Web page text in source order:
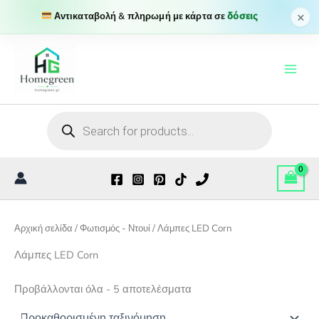
Αντικαταβολή & πληρωμή με κάρτα σεδόσεις ×
περιεχόμενο
search
Αρχική σελίδα /Φωτισμός - Ντουί/ Λάμπες LED Corn
Λάμπες LED Corn
Προβάλλονται όλα - 5 αποτελέσματα